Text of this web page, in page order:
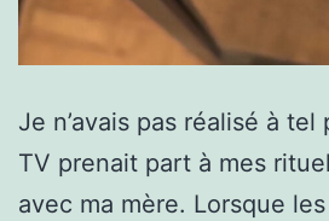
Je n’avais pas réalisé à tel
TV prenait part à mes
avec ma mère. Lorsque